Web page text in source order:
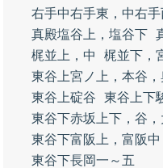
右手中右手東，中右手
真殿塩谷上，塩谷下
梶並上，中
梶並下，
東谷上宮ノ上，本谷，
東谷上碇谷
東谷上下
東谷下赤坂上下，谷
東谷下富阪上，富阪
東谷下長岡一～五